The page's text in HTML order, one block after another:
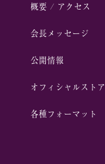
概要 / アクセス
会⻑メッセージ
公開情報
オフィシャルストア
各種フォーマット